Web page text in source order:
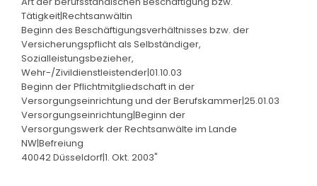
Tätigkeit|Rechtsanwältin
Beginn des Beschäftigungsverhältnisses bzw. der
Versicherungspflicht als Selbständiger,
Sozialleistungsbezieher,
Wehr-/Zivildienstleistender|01.10.03
Beginn der Pflichtmitgliedschaft in der
Versorgungseinrichtung und der Berufskammer|25.01.03
Versorgungseinrichtung|Beginn der
Versorgungswerk der Rechtsanwälte im Lande
NW|Befreiung
40042 Düsseldorf|1. Okt. 2003"